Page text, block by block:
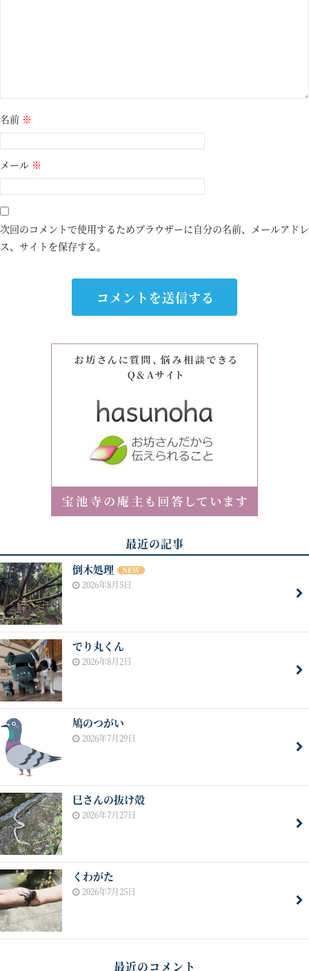
名前 ※
メール ※
次回のコメントで使用するためブラウザーに自分の名前、メールアドレ
ス、サイトを保存する。
最近の記事
倒木処理 NEW
2026年8月5日
でり丸くん
2026年8月2日
鳩のつがい
2026年7月29日
巳さんの抜け殻
2026年7月27日
くわがた
2026年7月25日
最近のコメント